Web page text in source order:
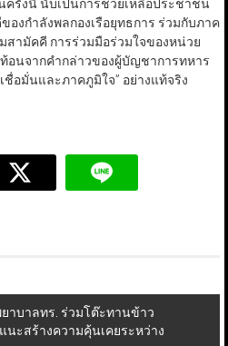
ครั้งนี้ นับเป็นการช่วยเหลือประชาชน
องกำลังพลกองเรือยุทธการ ร่วมกับภาค
สามัคคี การร่วมมือร่วมใจของหน่วย
อนจากคำกล่าวของผู้บัญชาการทหาร
ชื่อมั่นและภาคภูมิใจ” อย่างแท้จริง
าบาลทร. ร่วมโต๊ะทานข้าว
นะสร้างความคุ้นเคยระหว่าง